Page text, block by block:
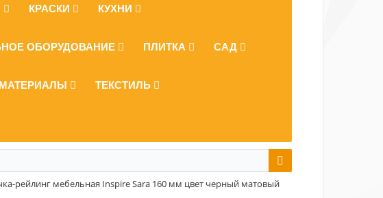
КРАСКИ КУХНИ
ОБОРУДОВАНИЕ ПЛИТКА САД
ТЕКСТИЛЬ
рейлинг мебельная Inspire Sara 160 мм цвет черный матовый